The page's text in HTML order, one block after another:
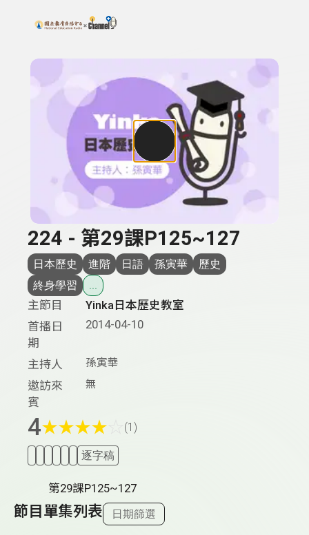
上方功能區塊
搜尋關鍵字：可輸入節目名稱、主持人或關鍵字
224 - 第29課P125~127
日本歷史 進階 日語 孫寅華
歷史
終身學習
...
主節目
Yinka日本歷史教室
首播日
期
2014-04-10
主持人 孫寅華
邀訪來
賓
無
4★★★★ (1)
逐字稿
第29課P125~127
節目單集列表 日期篩選